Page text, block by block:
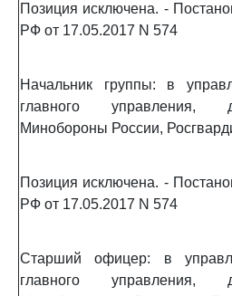
Позиция исключена. -
РФ от 17.05.2017 N 574
Начальник группы: в
главного управления,
Минобороны России,
Позиция исключена. -
РФ от 17.05.2017 N 574
Старший офицер: в
главного управления,